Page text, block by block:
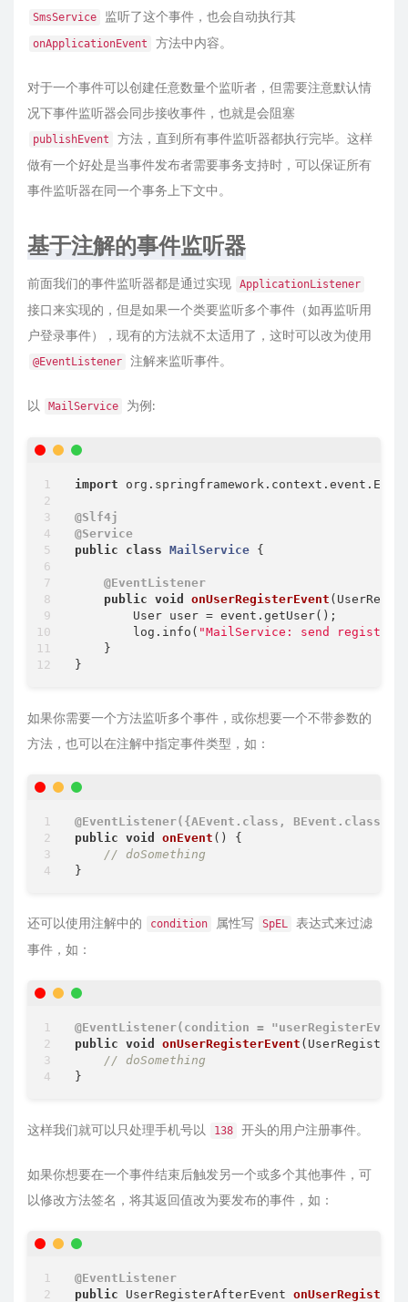
SmsService 监听了这个事件，也会自动执行其
onApplicationEvent 方法中内容。
对于一个事件可以创建任意数量个监听者，但需要注意默认情
况下事件监听器会同步接收事件，也就是会阻塞
publishEvent
方法，直到所有事件监听器都执行完毕。这样
做有一个好处是当事件发布者需要事务支持时，可以保证所有
事件监听器在同一个事务上下文中。
基于注解的事件监听器
前面我们的事件监听器都是通过实现 ApplicationListener
接口来实现的，但是如果一个类要监听多个事件（如再监听用
户登录事件），现有的方法就不太适用了，这时可以改为使用
@EventListener 注解来监听事件。
以 MailService 为例:
import
@Slf4j
@Service
public
class MailService {
@EventListener
public void onUserRegisterEvent
        User user = event.getUser();
        log.info(
"MailService: send
    }
如果你需要一个方法监听多个事件，或你想要一个不带参数的
方法，也可以在注解中指定事件类型，如：
@EventListener({AEvent.class, BEvent.class})
public void onEvent ()
{
// doSomething
还可以使用注解中的 condition 属性写 SpEL
表达式来过滤
事件，如：
@EventListener(condition =
public void onUserRegisterEvent
// doSomething
这样我们就可以只处理手机号以 138 开头的用户注册事件。
如果你想要在一个事件结束后触发另一个或多个其他事件，可
以修改方法签名，将其返回值改为要发布的事件，如：
@EventListener
public UserRegisterAfterEvent